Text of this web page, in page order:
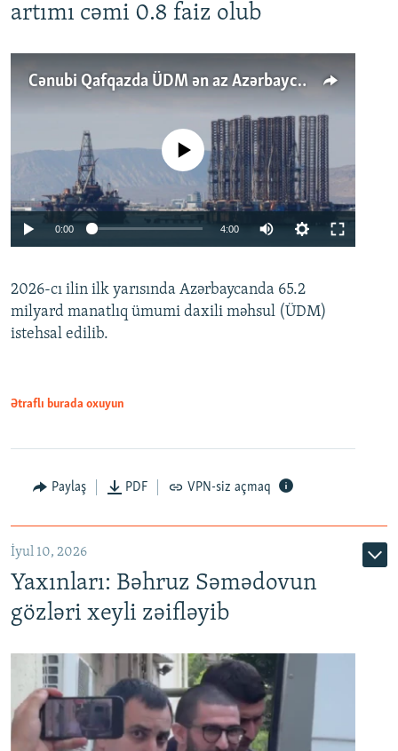
artımı cəmi 0.8 faiz olub
Cənubi Qafqazda ÜDM ən az Azərbaycanda artır: Qonşuları niyə Bakını qabaqlaya bilir?
Auto 240p 360p 480p
No media source currently available
0:00 4:00
360p
480p
2026-cı ilin ilk yarısında Azərbaycanda 65.2
milyard manatlıq ümumi daxili məhsul (ÜDM)
istehsal edilib.
Ətraflı burada oxuyun
Paylaş PDF VPN-siz açmaq
İyul 10, 2026
Yaxınları: Bəhruz Səmədovun
gözləri xeyli zəifləyib